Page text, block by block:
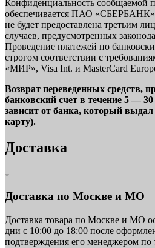
Конфиденциальность сообщаемой
обеспечивается ПАО
не будет предоставлена третьим
случаев, предусмотренных
Проведение платежей по
строгом соответствии с
«МИР», Visa Int. и MasterCard
Возврат переведенных средств,
банковский счет в течение 5 —
зависит от банка, который
карту).
Доставка
Доставка по Москве и МО
Доставка товара по Москве и МО
дни с 10:00 до 18:00 после
подтверждения его менеджером по